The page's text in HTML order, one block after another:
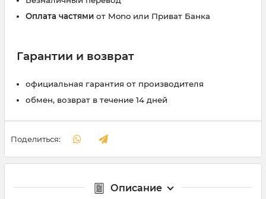
Оплата частями от Mono или Приват Банка
Гарантии и возврат
официальная гарантия от производителя
обмен, возврат в течение 14 дней
Поделиться:
Описание